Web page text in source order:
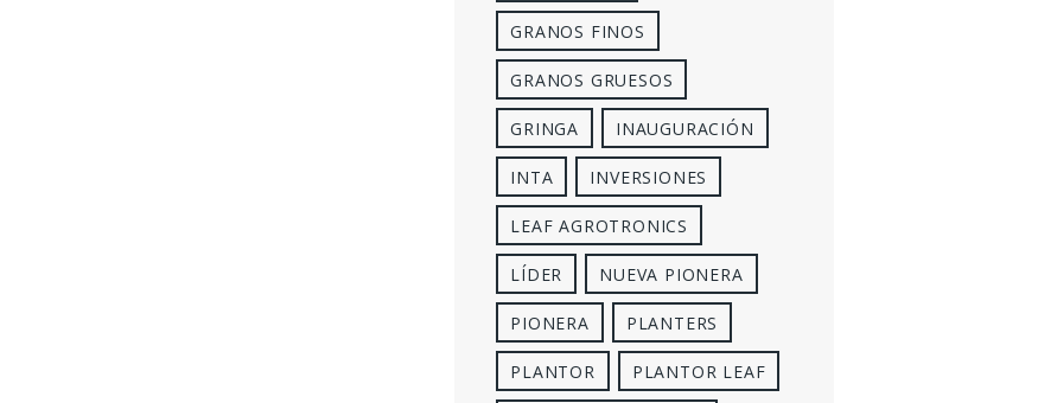
GRANOS FINOS
GRANOS GRUESOS
GRINGA INAUGURACIÓN
INTA INVERSIONES
LEAF AGROTRONICS
LÍDER NUEVA PIONERA
PIONERA PLANTERS
PLANTOR PLANTOR LEAF